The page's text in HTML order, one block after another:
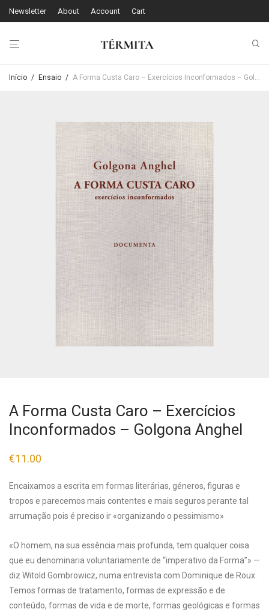
Newsletter About Account Cart
Início / Ensaio / A Forma Custa Caro – Exercícios Inconformados – Golgona Anghel
A Forma Custa Caro – Exercícios
Inconformados – Golgona Anghel
€11.00
Encaixamos a escrita em formas literárias, géneros, figuras e
tropos e parecemos mais contentes e mais seguros perante tal
arrumação pois é preciso ir «organizando o pessimismo»
«O homem, na sua essência mais profunda, tem qualquer coisa
que eu denominaria voluntariamente de “imperativo da Forma”» —
diz Witold Gombrowicz, numa entrevista com Dominique de Roux.
Temos formas de tratamento, formas de expressão e de
conteúdo, formas de vida e de morte, formas geológicas e formas